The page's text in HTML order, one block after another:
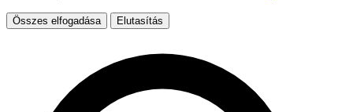
Összes elfogadása Elutasítás